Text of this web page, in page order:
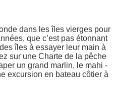
dans les îles vierges pour
que c’est pas étonnant
îles à essayer leur main à
sur une Charte de la pêche
un grand marlin, le mahi -
excursion en bateau côtier à